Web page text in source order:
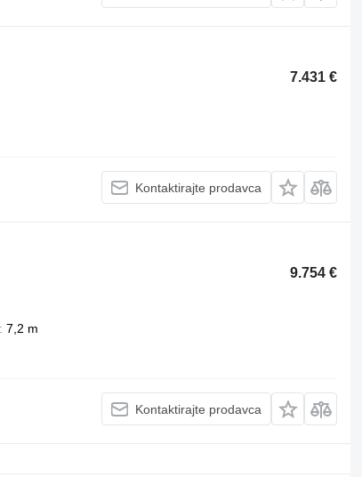
7.431 €
Kontaktirajte prodavca
9.754 €
7,2 m
Kontaktirajte prodavca